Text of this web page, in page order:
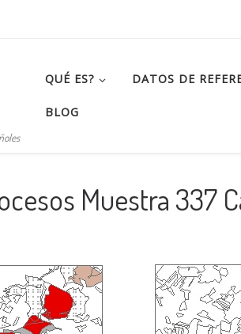
QUÉ ES? DATOS DE
BLOG
Muestra 337